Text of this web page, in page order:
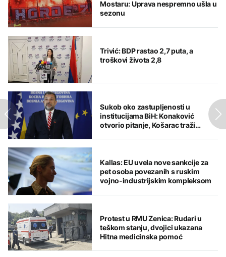
Mostaru: Uprava nespremno ušla u
sezonu
Trivić: BDP rastao 2,7 puta, a
troškovi života 2,8
Sukob oko zastupljenosti u
institucijama BiH: Konaković
otvorio pitanje, Košarac traži
Kallas: EU uvela nove sankcije za
pet osoba povezanih s ruskim
vojno-industrijskim kompleksom
Protest u RMU Zenica: Rudari u
teškom stanju, dvojici ukazana
Hitna medicinska pomoć